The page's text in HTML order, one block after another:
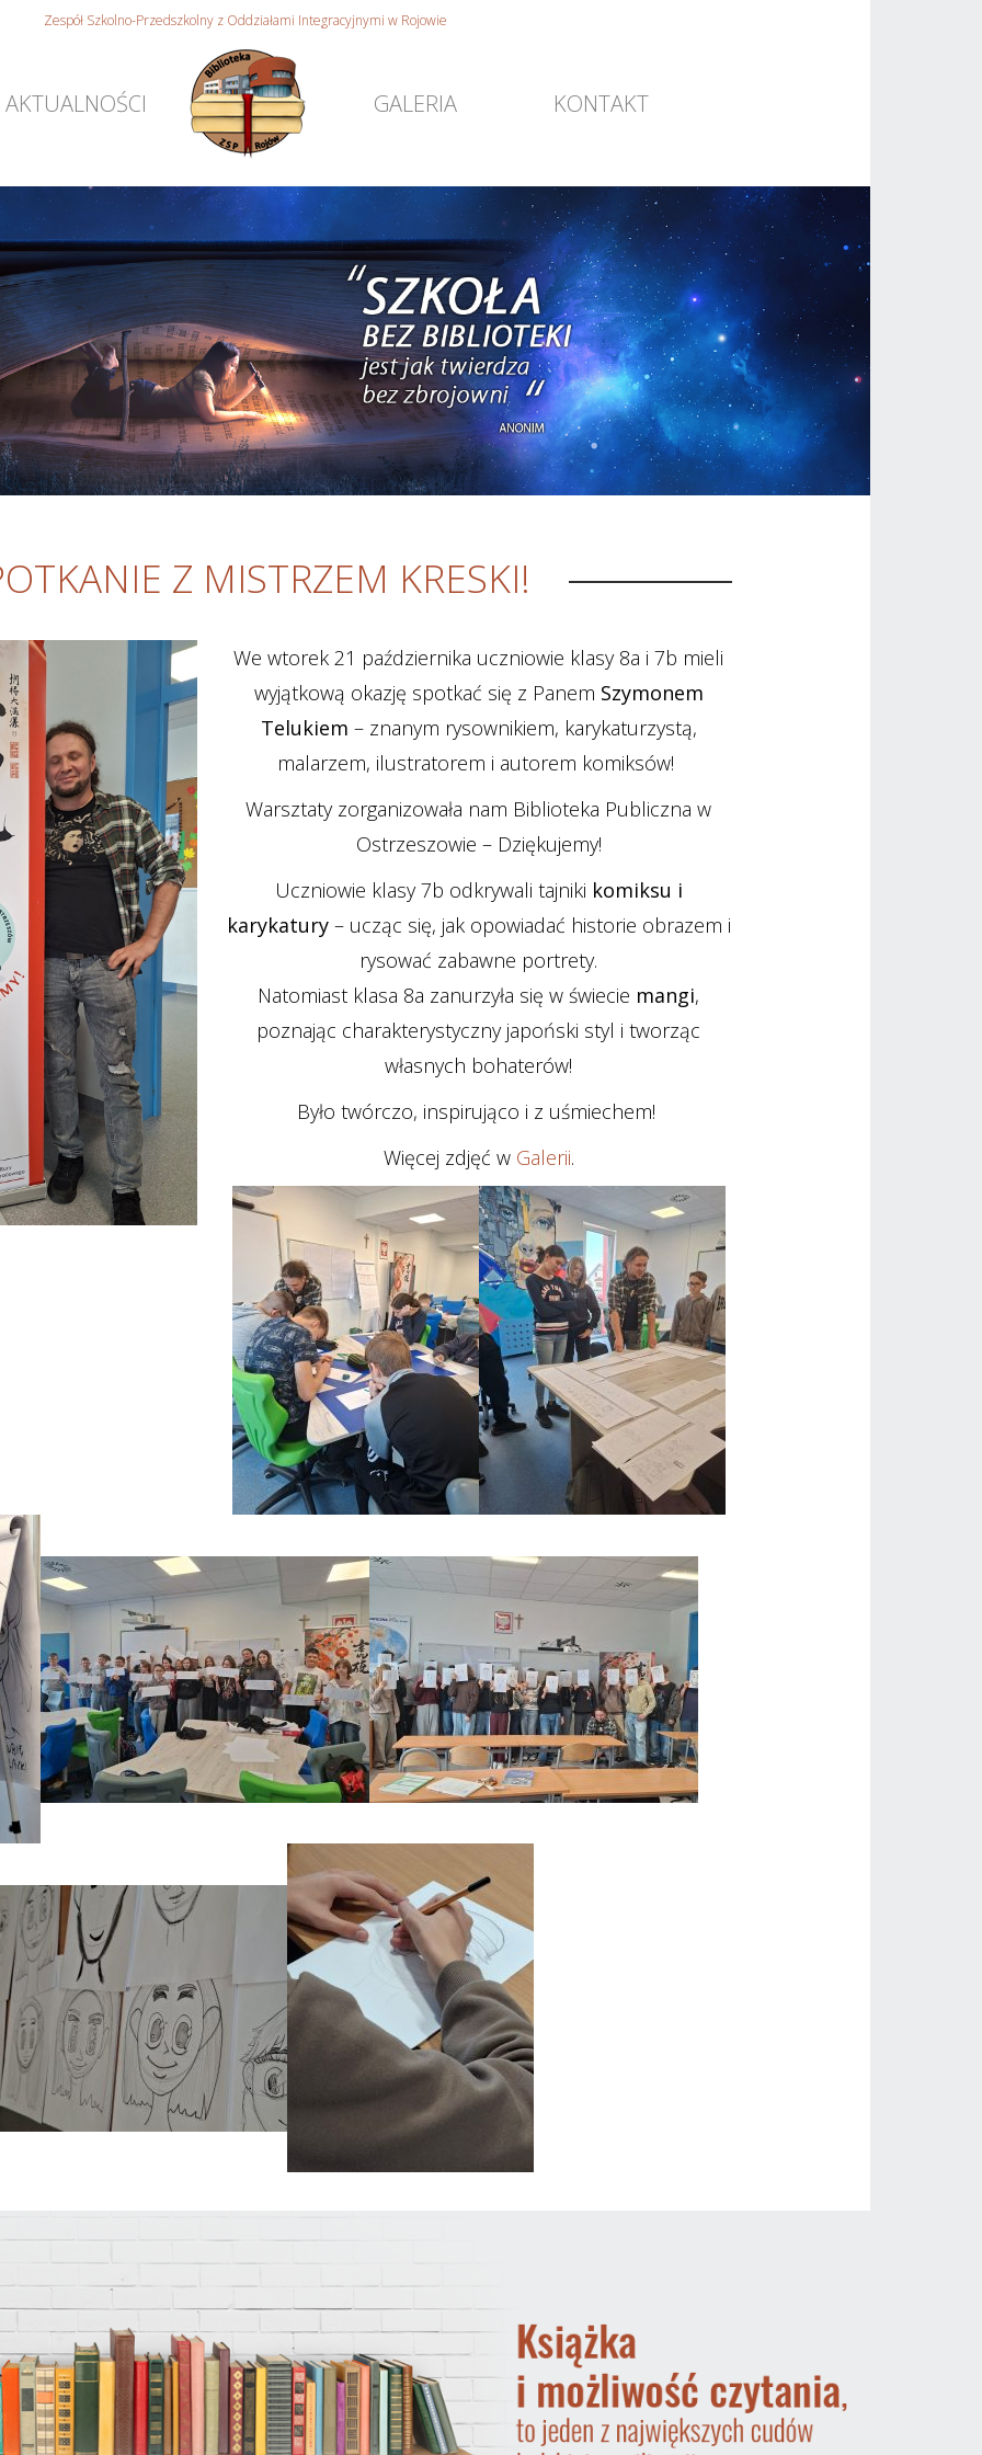
Zespół Szkolno-Przedszkolny z Oddziałami Integracyjnymi w Rojowie
AKTUALNOŚCI GALERIA KONTAKT
Z MISTRZEM KRESKI!
We wtorek 21 października uczniowie klasy 8a i 7b mieli
wyjątkową okazję spotkać się z Panem Szymonem
Telukiem – znanym rysownikiem, karykaturzystą,
malarzem, ilustratorem i autorem komiksów! ‍
Warsztaty zorganizowała nam Biblioteka Publiczna w
Ostrzeszowie – Dziękujemy!
Uczniowie klasy 7b odkrywali tajniki komiksu i
karykatury– ucząc się, jak opowiadać historie obrazem i
rysować zabawne portrety.
Natomiast klasa 8a zanurzyła się w świecie mangi,
poznając charakterystyczny japoński styl i tworząc
własnych bohaterów!
Było twórczo, inspirująco i z uśmiechem! ️️
Więcej zdjęć wGalerii.